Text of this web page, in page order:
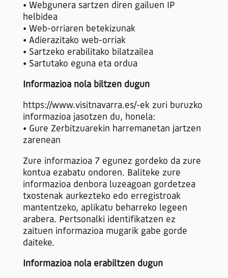
• Webgunera sartzen diren gailuen IP
helbidea
• Web-orriaren betekizunak
• Adierazitako web-orriak
• Sartzeko erabilitako bilatzailea
• Sartutako eguna eta ordua
Informazioa nola biltzen dugun
https://www.visitnavarra.es/-ek zuri buruzko
informazioa jasotzen du, honela:
• Gure Zerbitzuarekin harremanetan jartzen
zarenean
Zure informazioa 7 egunez gordeko da zure
kontua ezabatu ondoren. Baliteke zure
informazioa denbora luzeagoan gordetzea
txostenak aurkezteko edo erregistroak
mantentzeko, aplikatu beharreko legeen
arabera. Pertsonalki identifikatzen ez
zaituen informazioa mugarik gabe gorde
daiteke.
Informazioa nola erabiltzen dugun